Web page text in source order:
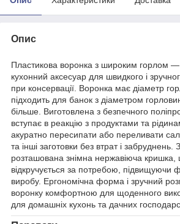
Опис
Пластикова воронка з широким горлом —
кухонний аксесуар для швидкого і
при консервації. Воронка має діаметр
підходить для банок з діаметром
більше. Виготовлена з безпечного
вступає в реакцію з продуктами та
акуратно пересипати або переливати
та інші заготовки без втрат і забруднень.
розташована знімна нержавіюча кришка,
відкручується за потребою, підвищуючи
виробу. Ергономічна форма і зручний
воронку комфортною для щоденного
для домашніх кухонь та дачних